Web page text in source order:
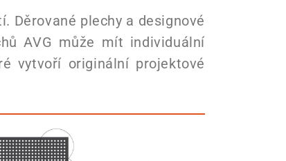
Děrované plechy a designové
AVG může mít individuální
vytvoří originální projektové